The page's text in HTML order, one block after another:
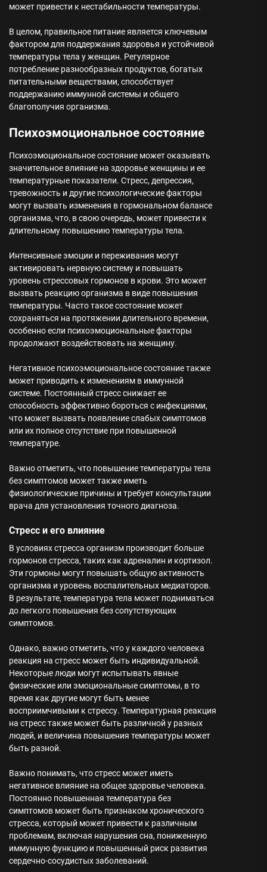
может привести к нестабильности температуры.
В целом, правильное питание является ключевым
фактором для поддержания здоровья и устойчивой
температуры тела у женщин. Регулярное
потребление разнообразных продуктов, богатых
питательными веществами, способствует
поддержанию иммунной системы и общего
благополучия организма.
Психоэмоциональное состояние
Психоэмоциональное состояние может оказывать
значительное влияние на здоровье женщины и ее
температурные показатели. Стресс, депрессия,
тревожность и другие психологические факторы
могут вызвать изменения в гормональном балансе
организма, что, в свою очередь, может привести к
длительному повышению температуры тела.
Интенсивные эмоции и переживания могут
активировать нервную систему и повышать
уровень стрессовых гормонов в крови. Это может
вызвать реакцию организма в виде повышения
температуры. Часто такое состояние может
сохраняться на протяжении длительного времени,
особенно если психоэмоциональные факторы
продолжают воздействовать на женщину.
Негативное психоэмоциональное состояние также
может приводить к изменениям в иммунной
системе. Постоянный стресс снижает ее
способность эффективно бороться с инфекциями,
что может вызвать появление слабых симптомов
или их полное отсутствие при повышенной
температуре.
Важно отметить, что повышение температуры тела
без симптомов может также иметь
физиологические причины и требует консультации
врача для установления точного диагноза.
Стресс и его влияние
В условиях стресса организм производит больше
гормонов стресса, таких как адреналин и кортизол.
Эти гормоны могут повышать общую активность
организма и уровень воспалительных медиаторов.
В результате, температура тела может подниматься
до легкого повышения без сопутствующих
симптомов.
Однако, важно отметить, что у каждого человека
реакция на стресс может быть индивидуальной.
Некоторые люди могут испытывать явные
физические или эмоциональные симптомы, в то
время как другие могут быть менее
восприимчивыми к стрессу. Температурная реакция
на стресс также может быть различной у разных
людей, и величина повышения температуры может
быть разной.
Важно понимать, что стресс может иметь
негативное влияние на общее здоровье человека.
Постоянно повышенная температура без
симптомов может быть признаком хронического
стресса, который может привести к различным
проблемам, включая нарушения сна, пониженную
иммунную функцию и повышенный риск развития
сердечно-сосудистых заболеваний.